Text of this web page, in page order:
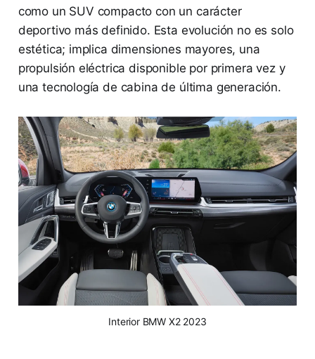
como un SUV compacto con un carácter
deportivo más definido. Esta evolución no es solo
estética; implica dimensiones mayores, una
propulsión eléctrica disponible por primera vez y
una tecnología de cabina de última generación.
Interior BMW X2 2023